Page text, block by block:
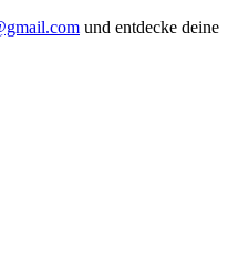
und entdecke deine